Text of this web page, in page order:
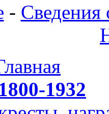
- Сведения
1932